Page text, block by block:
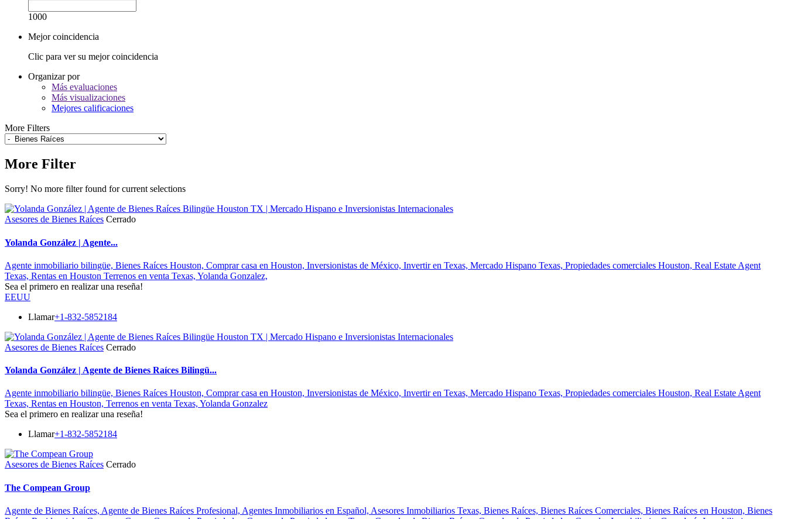
1000
Mejor coincidencia
Clic para ver su mejor coincidencia
Organizar por
Más evaluaciones
Más visualizaciones
Mejores calificaciones
More Filters
More Filter
Sorry! No more filter found for current selections
Asesores de Bienes Raíces Cerrado
Yolanda González | Agente...
Agente inmobiliario bilingüe, Bienes Raíces Houston, Comprar casa en Houston, Inversionistas de México, Invertir en Texas, Mercado Hispano Texas, Propiedades comerciales Houston, Real Estate Agent
Texas, Rentas en Houston Terrenos en venta Texas, Yolanda Gonzalez,
Sea el primero en realizar una reseña!
EEUU
Llamar+1-832-5852184
Asesores de Bienes Raíces Cerrado
Yolanda González | Agente de Bienes Raíces Bilingü...
Agente inmobiliario bilingüe, Bienes Raíces Houston, Comprar casa en Houston, Inversionistas de México, Invertir en Texas, Mercado Hispano Texas, Propiedades comerciales Houston, Real Estate Agent
Texas, Rentas en Houston, Terrenos en venta Texas, Yolanda Gonzalez
Sea el primero en realizar una reseña!
Llamar+1-832-5852184
Asesores de Bienes Raíces Cerrado
The Compean Group
Agente de Bienes Raíces, Agente de Bienes Raíces Profesional, Agentes Inmobiliarios en Español, Asesores Inmobiliarios Texas, Bienes Raíces, Bienes Raíces Comerciales, Bienes Raíces en Houston, Bienes